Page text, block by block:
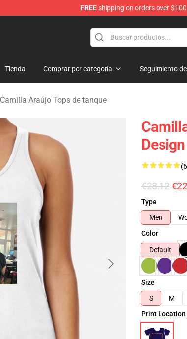
FREEshipping on orders over $100
Tienda Comprar por categoría Seguimiento
Camilla Araújo Tops de tanque
€28.12
Type
Men
Color
Default
Size
S
M
Print Location